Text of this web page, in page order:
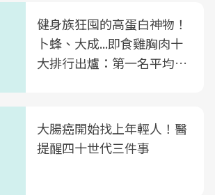
健身族狂囤的高蛋白神物！
卜蜂、大成...即食雞胸肉十
大排行出爐：第一名平均一
大腸癌開始找上年輕人！醫
提醒四十世代三件事